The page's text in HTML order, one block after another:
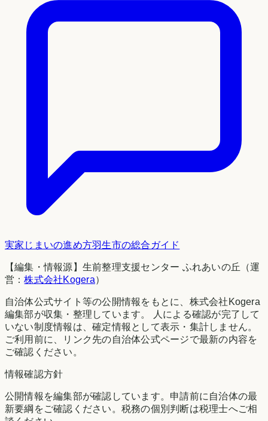
実家じまいの進め方羽生市の総合ガイド
【編集・情報源】生前整理支援センター ふれあいの丘（運
営：株式会社Kogera）
自治体公式サイト等の公開情報をもとに、株式会社Kogera
編集部が収集・整理しています。 人による確認が完了して
いない制度情報は、確定情報として表示・集計しません。
ご利用前に、リンク先の自治体公式ページで最新の内容を
ご確認ください。
情報確認方針
公開情報を編集部が確認しています。申請前に自治体の最
新要綱をご確認ください。税務の個別判断は税理士へご相